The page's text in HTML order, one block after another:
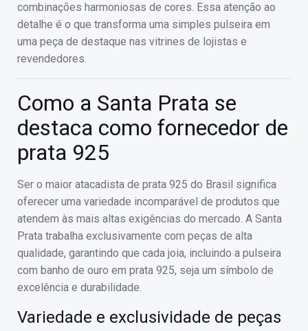
combinações harmoniosas de cores. Essa atenção ao
detalhe é o que transforma uma simples pulseira em
uma peça de destaque nas vitrines de lojistas e
revendedores.
Como a Santa Prata se
destaca como fornecedor de
prata 925
Ser o maior atacadista de prata 925 do Brasil significa
oferecer uma variedade incomparável de produtos que
atendem às mais altas exigências do mercado. A Santa
Prata trabalha exclusivamente com peças de alta
qualidade, garantindo que cada joia, incluindo a pulseira
com banho de ouro em prata 925, seja um símbolo de
excelência e durabilidade.
Variedade e exclusividade de peças